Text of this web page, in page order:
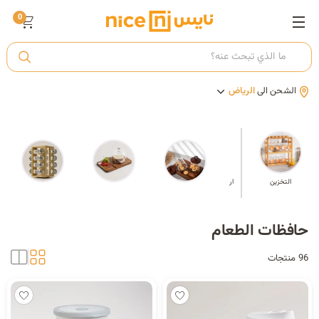
أ الشحن الىالرياض
0
التخزين
موزع حبوب الإفطار
حافظات الطعام
96 منتجات